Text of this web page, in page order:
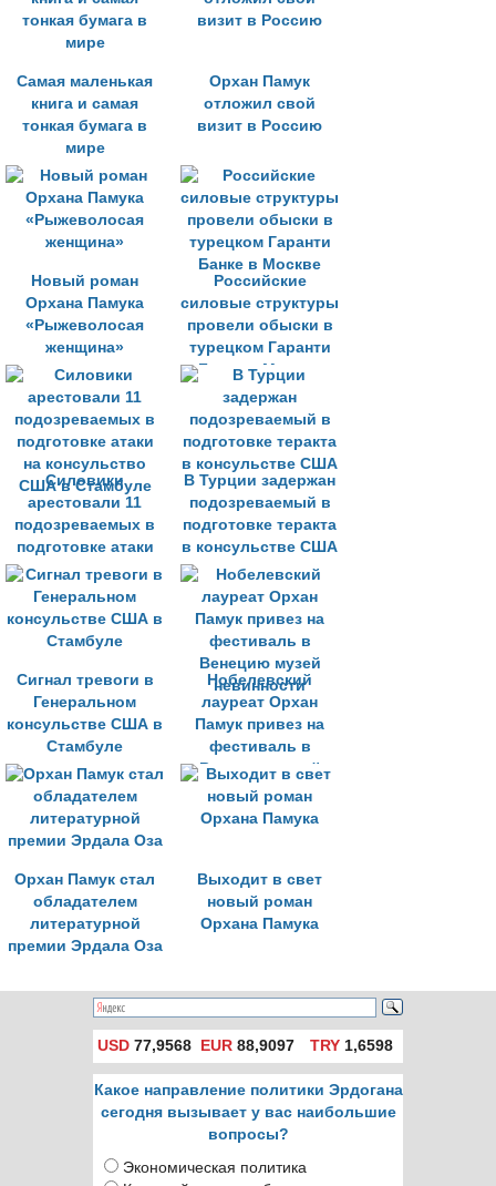
Самая маленькая
книга и самая
тонкая бумага в
мире
Орхан Памук
отложил свой
визит в Россию
Новый роман
Орхана Памука
«Рыжеволосая
женщина»
Российские
силовые структуры
провели обыски в
турецком Гаранти
Банке в Москве
Силовики
арестовали 11
подозреваемых в
подготовке атаки
на консульство
США в Стамбуле
В Турции задержан
подозреваемый в
подготовке теракта
в консульстве США
Сигнал тревоги в
Генеральном
консульстве США в
Стамбуле
Нобелевский
лауреат Орхан
Памук привез на
фестиваль в
Венецию музей
невинности
Орхан Памук стал
обладателем
литературной
премии Эрдала Оза
Выходит в свет
новый роман
Орхана Памука
USD 77,9568 EUR 88,9097 TRY1,6598
Какое направление политики Эрдогана
сегодня вызывает у вас наибольшие
вопросы?
Экономическая политика